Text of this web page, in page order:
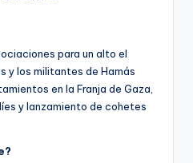
para un alto el
y los militantes de Hamás
en la Franja de Gaza,
y lanzamiento de cohetes